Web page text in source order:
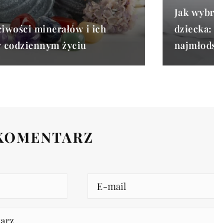
minerałów i ich
codziennym życiu
Jak